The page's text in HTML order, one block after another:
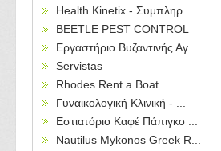
Health Kinetix - Συμπληρ...
BEETLE PEST CONTROL
Εργαστήριο Βυζαντινής Αγ...
Servistas
Rhodes Rent a Boat
Γυναικολογική Κλινική - ...
Εστιατόριο Καφέ Πάπιγκο ...
Nautilus Mykonos Greek R...